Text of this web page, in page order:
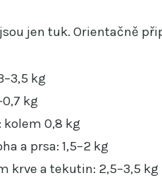
jen tuk. Orientačně
kg
kg
kolem 0,8 kg
a prsa: 1,5–2 kg
krve a tekutin: 2,5–3,5 kg